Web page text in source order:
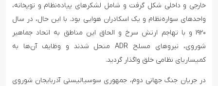
خارجی و داخلی شکل گرفت و شامل لشکرهای پیاده‌نظام و توپخانه،
واحدهای سواره‌نظام و یک اسکادران هوایی بود. با این حال، در سال
۱۹۲۰ و با تهاجم ارتش سرخ و الحاق این مناطق به اتحاد جماهیر
شوروی، نیروهای مسلح ADR منحل شدند و وظایف آن‌ها به
کمیساریای نظامی خلق واگذار گردید.
در جریان جنگ جهانی دوم، جمهوری سوسیالیستی آذربایجان شوروی